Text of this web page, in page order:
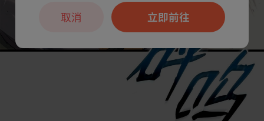
立即前往
取消